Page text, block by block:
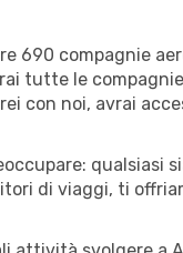
690 compagnie
tutte le
con noi, avrai
qualsiasi
di viaggi, ti